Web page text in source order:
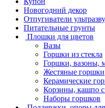
Новогодний декор
Отпугиватели
Питательные грунты
Плошки для цветов
Вазы
Горшки из стекла
Горшки, вазоны,
Жестяные горшки
Керамические
Корзины, кашпо с
Наборы горшков